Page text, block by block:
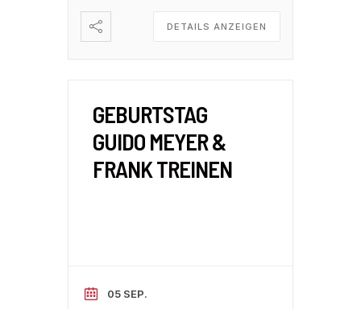
DETAILS ANZEIGEN
GEBURTSTAG
GUIDO MEYER &
FRANK TREINEN
05 SEP.